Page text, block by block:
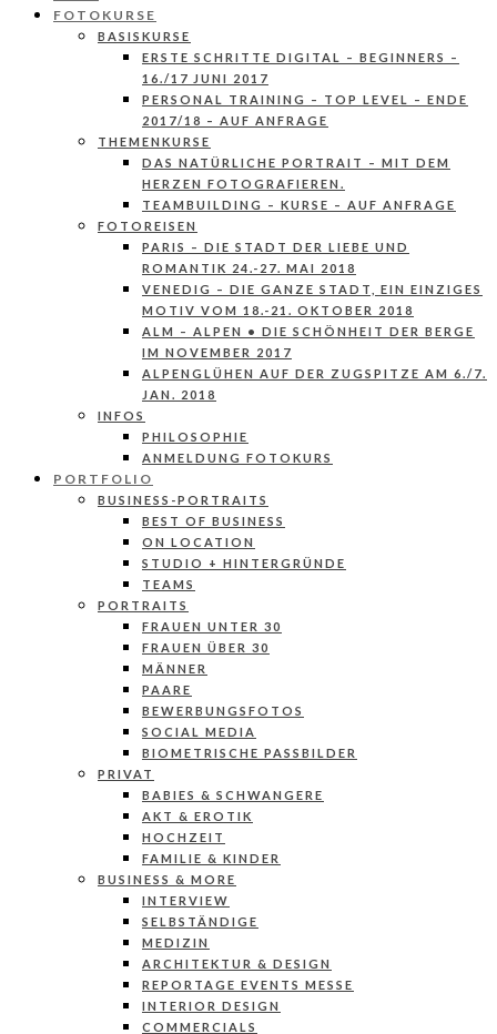
FOTOKURSE
BASISKURSE
ERSTE SCHRITTE DIGITAL – BEGINNERS –
16./17 JUNI 2017
PERSONAL TRAINING – TOP LEVEL – ENDE
2017/18 – AUF ANFRAGE
THEMENKURSE
DAS NATÜRLICHE PORTRAIT – MIT DEM
HERZEN FOTOGRAFIEREN.
TEAMBUILDING – KURSE – AUF ANFRAGE
FOTOREISEN
PARIS – DIE STADT DER LIEBE UND
ROMANTIK 24.-27. MAI 2018
VENEDIG – DIE GANZE STADT, EIN EINZIGES
MOTIV VOM 18.-21. OKTOBER 2018
ALM – ALPEN • DIE SCHÖNHEIT DER BERGE
IM NOVEMBER 2017
ALPENGLÜHEN AUF DER ZUGSPITZE AM 6./7.
JAN. 2018
INFOS
PHILOSOPHIE
ANMELDUNG FOTOKURS
PORTFOLIO
BUSINESS-PORTRAITS
BEST OF BUSINESS
ON LOCATION
STUDIO + HINTERGRÜNDE
TEAMS
PORTRAITS
FRAUEN UNTER 30
FRAUEN ÜBER 30
MÄNNER
PAARE
BEWERBUNGSFOTOS
SOCIAL MEDIA
BIOMETRISCHE PASSBILDER
PRIVAT
BABIES & SCHWANGERE
AKT & EROTIK
HOCHZEIT
FAMILIE & KINDER
BUSINESS & MORE
INTERVIEW
SELBSTÄNDIGE
MEDIZIN
ARCHITEKTUR & DESIGN
REPORTAGE EVENTS MESSE
INTERIOR DESIGN
COMMERCIALS